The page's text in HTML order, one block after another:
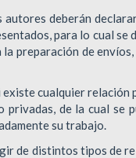
autores deberán
para lo cual
preparación de
cualquier
de la cual se
su trabajo.
de distintos tipos de